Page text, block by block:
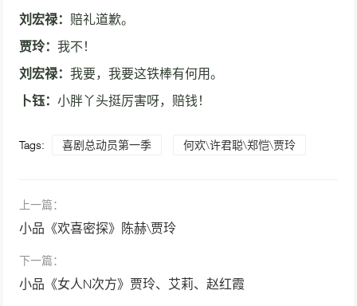
刘宏禄： 赔礼道歉。
贾玲：我不！
刘宏禄：我要，我要这铁棒有何用。
卜钰：小胖丫头挺厉害呀，赔钱！
Tags: 喜剧总动员第一季 何欢\许君聪\郑恺\贾玲
上一篇：
小品《欢喜密探》陈赫\贾玲
下一篇：
小品《女人N次方》贾玲、艾莉、赵红霞